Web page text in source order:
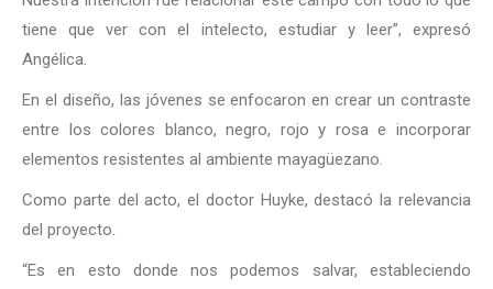
tiene que ver con el intelecto, estudiar y leer”, expresó
Angélica.
En el diseño, las jóvenes se enfocaron en crear un contraste
entre los colores blanco, negro, rojo y rosa e incorporar
elementos resistentes al ambiente mayagüezano.
Como parte del acto, el doctor Huyke, destacó la relevancia
del proyecto.
“Es en esto donde nos podemos salvar, estableciendo